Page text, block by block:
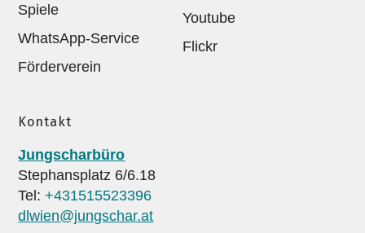
Spiele
WhatsApp-Service
Förderverein
Youtube
Flickr
Kontakt
Jungscharbüro
Stephansplatz 6/6.18
Tel:+431515523396
dlwien@jungschar.at